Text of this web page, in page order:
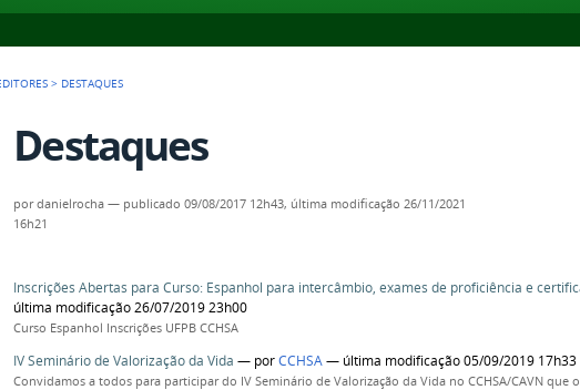
> DESTAQUES
Destaques
pordanielrocha — publicado 09/08/2017 12h43, última modificação 26/11/2021
16h21
Inscrições Abertas para Curso: Espanhol para intercâmbio, exames de proficiência e
última modificação 26/07/2019 23h00
Curso Espanhol Inscrições UFPB CCHSA
IV Seminário de Valorização da Vida — porCCHSA— última modificação 05/09/2019 17h33
Convidamos a todos para participar do IV Seminário de Valorização da Vida no CCHSA/CAVN que